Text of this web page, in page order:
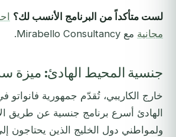
لست متأكداً من البرنامج الأنسب لك؟
مجانية مع Mirabello Consultancy.
جنسية المحيط الهادئ: ميزة
خارج الكاريبي، تُقدّم جمهورية
الهادئ أسرع برنامج جنسية عن طريق
ولمواطني دول الخليج الذين يحتاجون